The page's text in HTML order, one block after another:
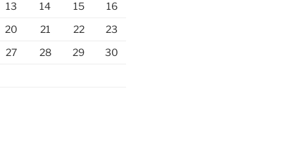
13 14 15
16
20 21 22
23
27 28 29
30